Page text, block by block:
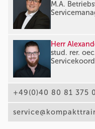
M.A.
Herr
stud. rer.
+49(0)40 80 81 375 0